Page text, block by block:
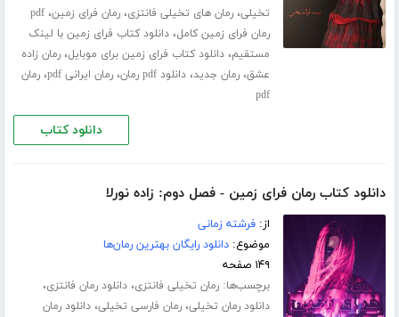
تخیلی،رمان های تخیلی فانتزی،رمان فرای زمین،pdf
رمان فرای زمین کامل،دانلود کتاب فرای زمین با لینک
مستقیم،دانلود کتاب فرای زمین برای موبایل،رمان زاده
عشق،رمان جدید،دانلود pdf رمان ،رمان ایرانی pdf ،رمان
pdf
دانلود کتاب
دانلود کتاب رمان فرای زمین - فصل دوم: زاده نورلا
از:فرشته زمانی
موضوع:دانلود رایگان بهترین رمان‌ها
۱۴۹ صفحه
برچسب‌ها:رمان تخیلی فانتزی،دانلود رمان فانتزی،
دانلود رمان تخیلی،رمان فارسی تخیلی،دانلود رمان